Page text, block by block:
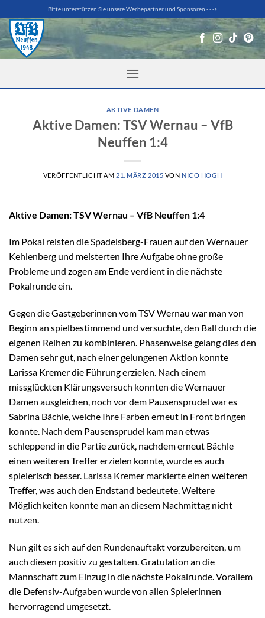
Inhalt
springen
Bitte unterstützen Sie unsere Werbepartner und Sponsoren - - ->
AKTIVE DAMEN
Aktive Damen: TSV Wernau – VfB
Neuffen 1:4
VERÖFFENTLICHT AM 21. MÄRZ 2015 VON NICO HOGH
Aktive Damen: TSV Wernau – VfB Neuffen 1:4
Im Pokal reisten die Spadelsberg-Frauen auf den Wernauer
Kehlenberg und meisterten Ihre Aufgabe ohne große
Probleme und zogen am Ende verdient in die nächste
Pokalrunde ein.
Gegen die Gastgeberinnen vom TSV Wernau war man von
Beginn an spielbestimmend und versuchte, den Ball durch die
eigenen Reihen zu kombinieren. Phasenweise gelang dies den
Damen sehr gut, nach einer gelungenen Aktion konnte
Larissa Kremer die Führung erzielen. Nach einem
missglückten Klärungsversuch konnten die Wernauer
Damen ausgleichen, noch vor dem Pausensprudel war es
Sabrina Bächle, welche Ihre Farben erneut in Front bringen
konnte. Nach dem Pausensprudel kam man etwas
schleppend in die Partie zurück, nachdem erneut Bächle
einen weiteren Treffer erzielen konnte, wurde es auch
spielerisch besser. Larissa Kremer markierte einen weiteren
Treffer, was auch den Endstand bedeutete. Weitere
Möglichkeiten konnte man an diesem Nachmittag nicht
nutzen.
Nun gilt es sich auf den Rundenauftakt vorzubereiten, um
auch diesen positiv zu gestalten. Gratulation an die
Mannschaft zum Einzug in die nächste Pokalrunde. Vorallem
die Defensiv-Aufgaben wurde von allen Spielerinnen
hervorragend umgesetzt.